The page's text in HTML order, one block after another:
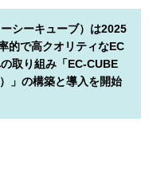
シーキューブ）は2025
的で高クオリティなEC
取り組み「EC-CUBE
」の構築と導入を開始